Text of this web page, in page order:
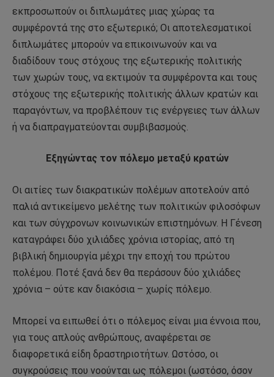
εκπροσωπούν οι διπλωμάτες μιας χώρας τα
συμφέροντά της στο εξωτερικό; Οι αποτελεσματικοί
διπλωμάτες μπορούν να επικοινωνούν και να
διαδίδουν τους στόχους της εξωτερικής πολιτικής
των χωρών τους, να εκτιμούν τα συμφέροντα και τους
στόχους της εξωτερικής πολιτικής άλλων κρατών και
παραγόντων, να προβλέπουν τις ενέργειες των άλλων
ή να διαπραγματεύονται συμβιβασμούς.
Εξηγώντας τον πόλεμο μεταξύ κρατών
Οι αιτίες των διακρατικών πολέμων αποτελούν από
παλιά αντικείμενο μελέτης των πολιτικών φιλοσόφων
και των σύγχρονων κοινωνικών επιστημόνων. Η Γένεση
καταγράφει δύο χιλιάδες χρόνια ιστορίας, από τη
βιβλική δημιουργία μέχρι την εποχή του πρώτου
πολέμου. Ποτέ ξανά δεν θα περάσουν δύο χιλιάδες
χρόνια – ούτε καν διακόσια – χωρίς πόλεμο.
Μπορεί να ειπωθεί ότι ο πόλεμος είναι μια έννοια που,
για τους απλούς ανθρώπους, αναφέρεται σε
διαφορετικά είδη δραστηριοτήτων. Ωστόσο, οι
συγκρούσεις που νοούνται ως πόλεμοι (ωστόσο, όσον